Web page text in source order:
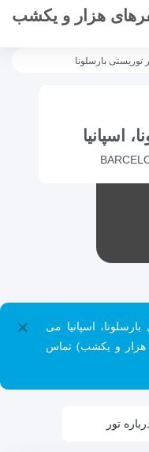
توریستی بارسلونا
اسپانیا
×
اسپانیا می
021 (سفرهای هزار و یکشب) تماس
تور